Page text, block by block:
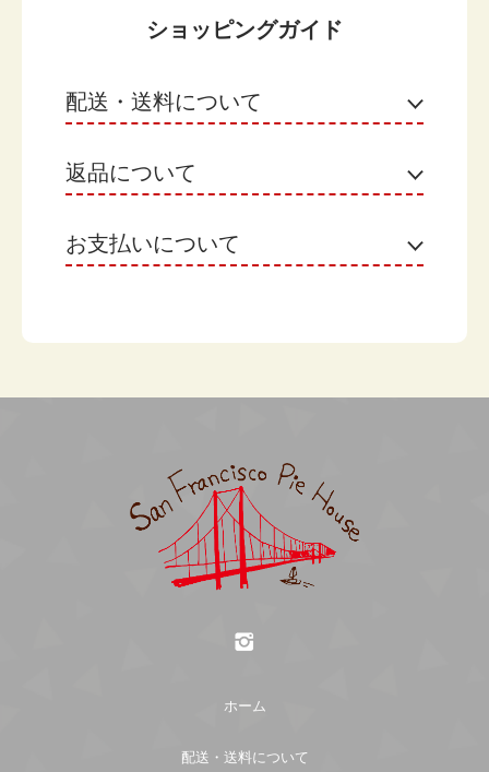
ショッピングガイド
配送・送料について
ヤマト運輸
お届け日：選択した商品の発送日翌日がお届け日で
す。 ※地域によって異なる場合があります。
お渡し時間：希望がある場合選択してください。
「発送日」にまとめて発送いたします。
お渡し日：下記よりご希望日を選択してください。
月のケーキも購入される場合：月のケーキの「店頭
受け渡し日」にまとめてお渡しするため、選択不要
送料は配送地域により異なります。下記送料一覧表
返品について
不良品
なまもののため、ご注文完了後、及び、出荷完了後
の返品・返金・交換・キャンセルは、原則としてお
受けできません 。 ただし、お客様にお届けした商
品に不明な点がございましたら、まことにお手数で
さい。 ご注文確定後のキャンセルは、原則としてお
お支払いについて
クレジット決済
支店名： ビジネス営業部支店
口座番号： 3262480
ホーム
配送・送料について